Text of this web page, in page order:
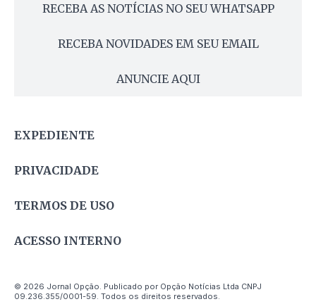
RECEBA AS NOTÍCIAS NO SEU WHATSAPP
RECEBA NOVIDADES EM SEU EMAIL
ANUNCIE AQUI
EXPEDIENTE
PRIVACIDADE
TERMOS DE USO
ACESSO INTERNO
© 2026 Jornal Opção. Publicado por Opção Notícias Ltda CNPJ
09.236.355/0001-59. Todos os direitos reservados.